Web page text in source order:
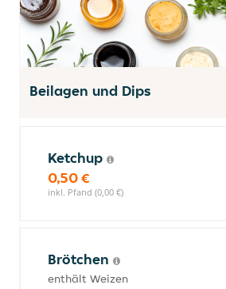
Beilagen und Dips
Ketchup
0,50 €
inkl. Pfand (0,00 €)
Brötchen
enthält Weizen